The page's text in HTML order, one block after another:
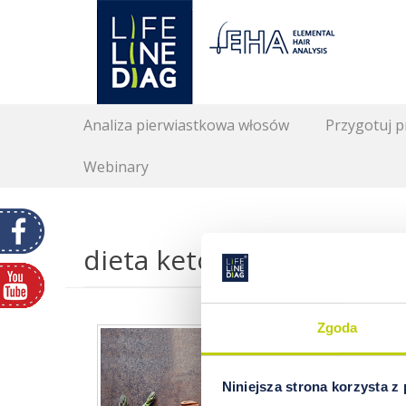
Zgoda
Niniejsza strona korzysta z
Lifelinediag
Elemental Hair Analysis
Secondary Menu
Skip
content
Analiza pierwiastkowa włosów Przygotuj
Webinary
dieta ketongeniczna
W